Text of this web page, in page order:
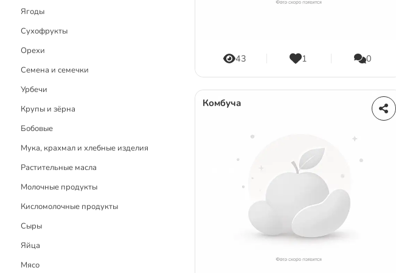
Десерты и сладости
Выпечка
Заготовки
Постные блюда
Детское меню
Рецепты без глютена
Рецепты с блендером
Рецепты с дегидратором
Ягоды
Сухофрукты
Орехи
Семена и семечки
Урбечи
Крупы и зёрна
Бобовые
Мука, крахмал и хлебные изделия
Растительные масла
Молочные продукты
Кисломолочные продукты
Сыры
Яйца
Мясо
43 1 0
Комбуча